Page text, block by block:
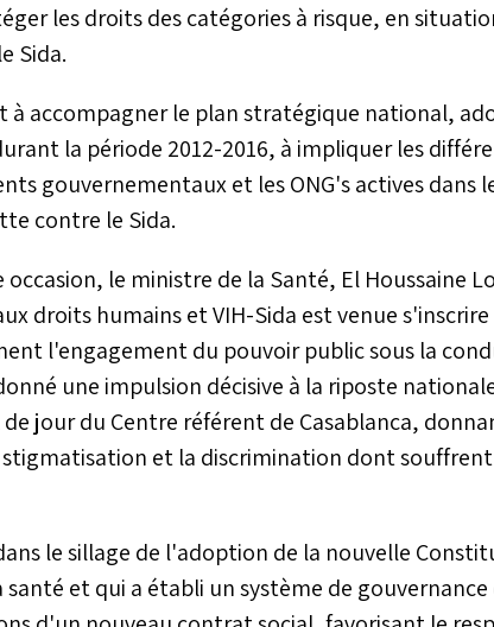
les droits des catégories à risque, en
Sida.
à accompagner le plan stratégique national,
la période 2012-2016, à impliquer les
gouvernementaux et les ONG's actives dans
contre le Sida.
le ministre de la Santé, El Houssaine
droits humains et VIH-Sida est venue
l'engagement du pouvoir public sous la
une impulsion décisive à la riposte
jour du Centre référent de Casablanca,
et la discrimination dont souffrent
le sillage de l'adoption de la nouvelle
santé et qui a établi un système de